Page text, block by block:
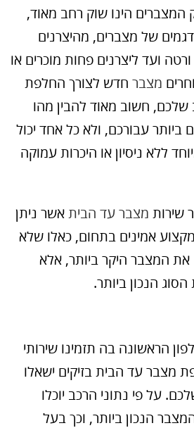
המצברים הינו שוק רחב מאוד,
דגמים של מצברים, מהיצרנים
ועד ליצרנים פחות מוכרים או
מצבר חדש לצורך החלפת
שלכם, חשוב מאוד להבין מהו
ביותר עבורכם, ולא כל אחד יכול
ללא ניסיון או היכרות עמוקה
שירות מצבר עד הביתאשר ניתן
אמינים בתחום, כאלו שלא
את המצבר היקר ביותר, אלא
הנכון ביותר.
הראשונה בה תזמינו שירותי
מצבר עד הבית בזיקים ישאלו
על פי נתוני הרכב יוכלו
הנכון ביותר, וכך בעל